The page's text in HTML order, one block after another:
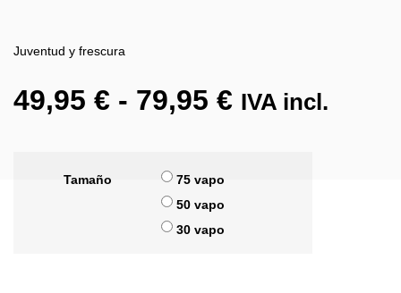
Juventud y frescura
49,95 € - 79,95 € IVA incl.
Tamaño
75 vapo
50 vapo
30 vapo